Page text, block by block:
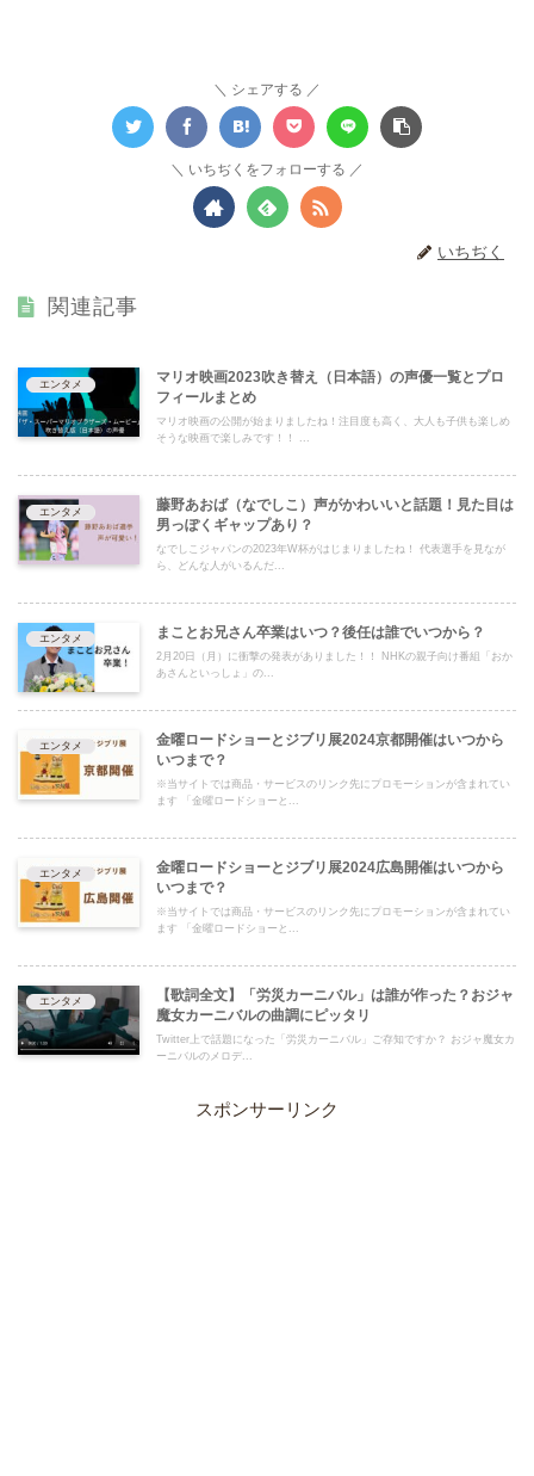
シェアする
いちぢくをフォローする
いちぢく
関連記事
エンタメ
マリオ映画2023吹き替え（日本語）の声優一覧とプロ
フィールまとめ
マリオ映画の公開が始まりましたね！注目度も高く、大人も子供も楽しめ
そうな映画で楽しみです！！ ...
エンタメ
藤野あおば（なでしこ）声がかわいいと話題！見た目は
男っぽくギャップあり？
なでしこジャパンの2023年W杯がはじまりましたね！ 代表選手を見なが
ら、どんな人がいるんだ...
エンタメ まことお兄さん卒業はいつ？後任は誰でいつから？
2月20日（月）に衝撃の発表がありました！！ NHKの親子向け番組「おか
あさんといっしょ」の...
エンタメ
金曜ロードショーとジブリ展2024京都開催はいつから
いつまで？
※当サイトでは商品・サービスのリンク先にプロモーションが含まれてい
ます 「金曜ロードショーと...
エンタメ
金曜ロードショーとジブリ展2024広島開催はいつから
いつまで？
※当サイトでは商品・サービスのリンク先にプロモーションが含まれてい
ます 「金曜ロードショーと...
エンタメ
【歌詞全文】「労災カーニバル」は誰が作った？おジャ
魔女カーニバルの曲調にピッタリ
Twitter上で話題になった「労災カーニバル」ご存知ですか？ おジャ魔女カ
ーニバルのメロデ...
スポンサーリンク